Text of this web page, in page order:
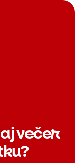
večer